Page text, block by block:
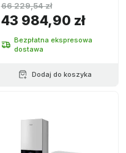
43 984,90 zł
66 229,54 zł
Bezpłatna ekspresowa
dostawa
Dodaj do koszyka